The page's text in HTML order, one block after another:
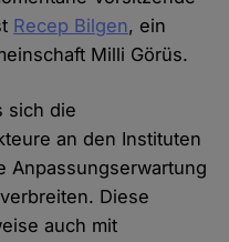
Recep Bilgen, ein
Milli Görüs.
sich die
an den Instituten
Anpassungserwartung
Diese
auch mit